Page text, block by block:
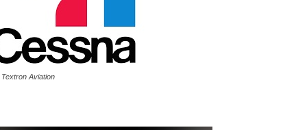
Aviation